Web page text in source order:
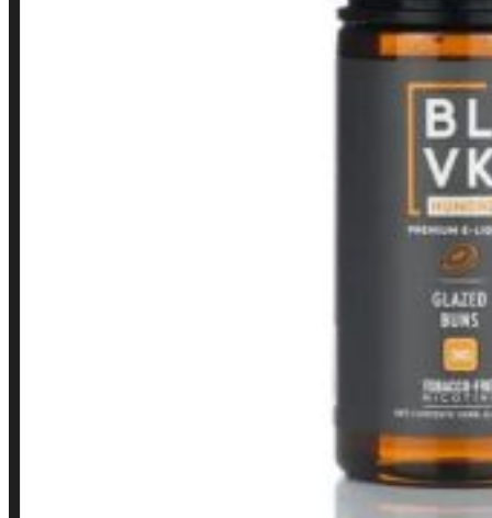
Política de Garantia, Reembolso e Devolução